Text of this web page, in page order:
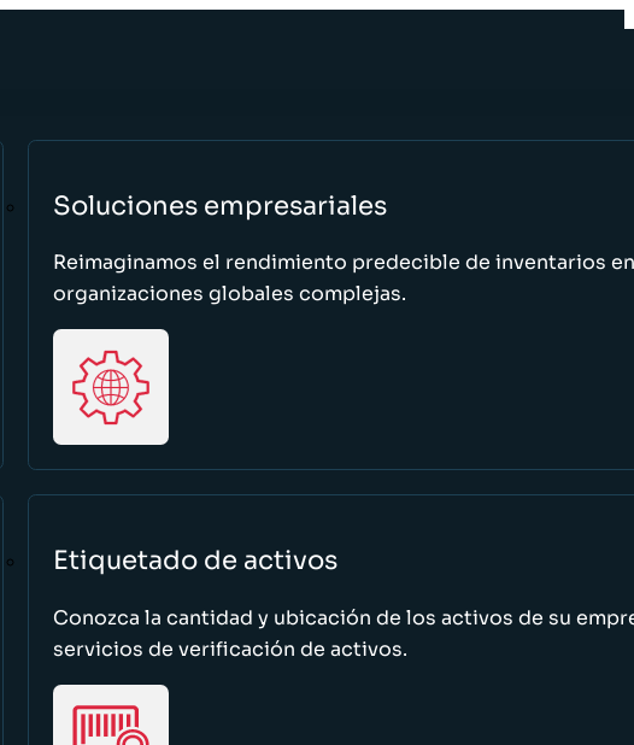
Soluciones empresariales
Reimaginamos el rendimiento predecible de inventarios en
organizaciones globales complejas.
Etiquetado de activos
Conozca la cantidad y ubicación de los activos de su
servicios de verificación de activos.